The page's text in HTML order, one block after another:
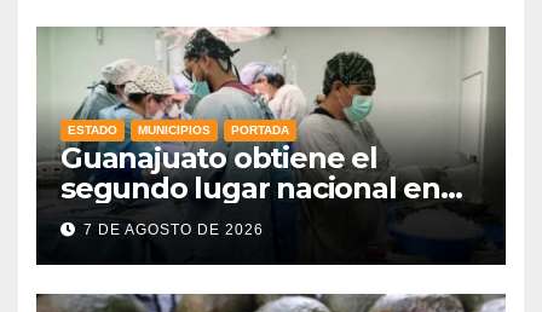
ESTADO MUNICIPIOS PORTADA
Guanajuato obtiene el
segundo lugar nacional en
procuración de órganos
7 DE AGOSTO DE 2026